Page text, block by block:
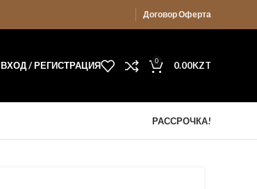
Договор Оферта
ВХОД / РЕГИСТРАЦИЯ 0 0.00KZT
РАССРОЧКА!